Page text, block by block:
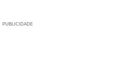
PUBLICIDADE